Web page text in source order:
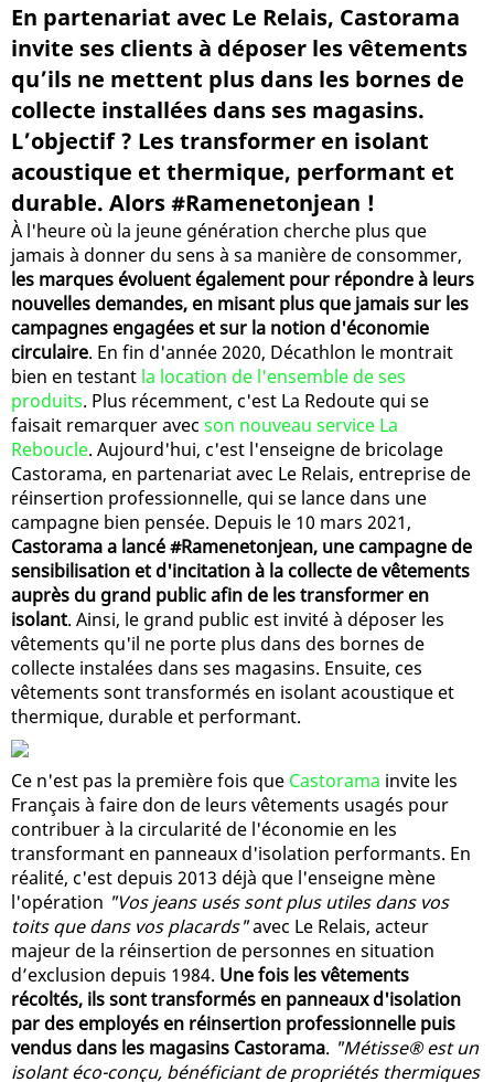
En partenariat avec Le Relais, Castorama
invite ses clients à déposer les vêtements
qu’ils ne mettent plus dans les bornes de
collecte installées dans ses magasins.
L’objectif ? Les transformer en isolant
acoustique et thermique, performant et
durable. Alors #Ramenetonjean !
À l'heure où la jeune génération cherche plus que
jamais à donner du sens à sa manière de consommer,
les marques évoluent également pour répondre à leurs
nouvelles demandes, en misant plus que jamais sur les
campagnes engagées et sur la notion d'économie
circulaire. En fin d'année 2020, Décathlon le montrait
bien en testant la location de l'ensemble de ses
produits. Plus récemment, c'est La Redoute qui se
faisait remarquer avec son nouveau service La
Reboucle. Aujourd'hui, c'est l'enseigne de bricolage
Castorama, en partenariat avec Le Relais, entreprise de
réinsertion professionnelle, qui se lance dans une
campagne bien pensée. Depuis le 10 mars 2021,
Castorama a lancé #Ramenetonjean, une campagne de
sensibilisation et d'incitation à la collecte de vêtements
auprès du grand public afin de les transformer en
isolant. Ainsi, le grand public est invité à déposer les
vêtements qu'il ne porte plus dans des bornes de
collecte instalées dans ses magasins. Ensuite, ces
vêtements sont transformés en isolant acoustique et
thermique, durable et performant.
Ce n'est pas la première fois que Castorama invite les
Français à faire don de leurs vêtements usagés pour
contribuer à la circularité de l'économie en les
transformant en panneaux d'isolation performants. En
réalité, c'est depuis 2013 déjà que l'enseigne mène
l'opération "Vos jeans usés sont plus utiles dans vos
toits que dans vos placards"avec Le Relais, acteur
majeur de la réinsertion de personnes en situation
d’exclusion depuis 1984. Une fois les vêtements
récoltés, ils sont transformés en panneaux d'isolation
par des employés en réinsertion professionnelle puis
vendus dans les magasins Castorama. "Métisse® est un
isolant éco-conçu, bénéficiant de propriétés thermiques